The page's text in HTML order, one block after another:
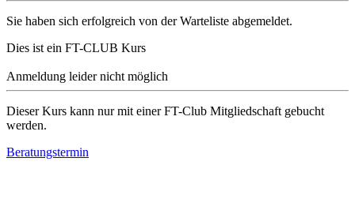
Sie haben sich erfolgreich von der Warteliste abgemeldet.
Dies ist ein FT-CLUB Kurs
Anmeldung leider nicht möglich
Dieser Kurs kann nur mit einer FT-Club Mitgliedschaft gebucht
werden.
Beratungstermin